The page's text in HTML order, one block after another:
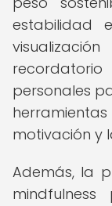
estabilidad
personales
motivación y
Además, la